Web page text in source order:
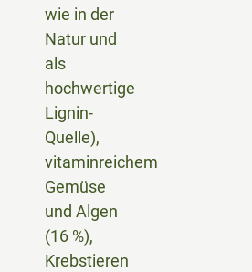
wie in der
Natur und
als
hochwertige
Lignin-
Quelle),
vitaminreichem
Gemüse
und Algen
(16 %),
Krebstieren